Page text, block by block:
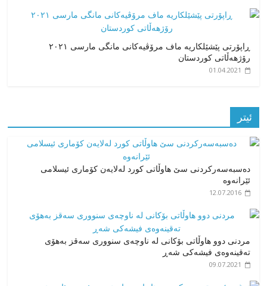
ڕاپۆرتی پێشێلکاریە ماف مرۆڤیەکانی مانگی مارسی ٢٠٢١
رۆژهەڵاتی کوردستان
01.04.2021
ئیتر
دەسبەسەرکردنی سێ هاوڵاتی کورد لەلایەن کۆماری ئیسلامی
ئێرانەوە
12.07.2016
مردنی دوو هاوڵاتی بۆکانی لە ناوچەی سنووری سەقز بەهۆی
تەقینەوەی فیشەکی شەڕ
09.07.2021